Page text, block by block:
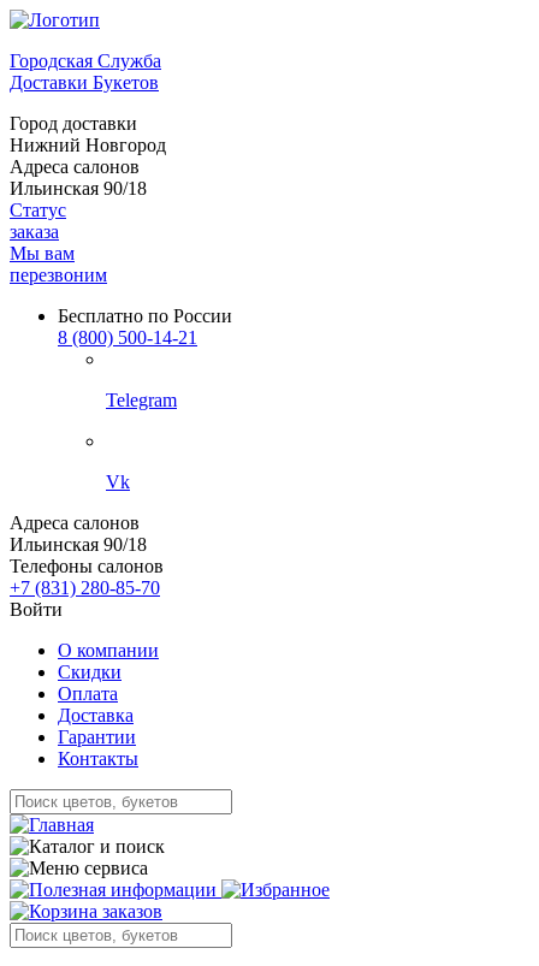
Городская Служба
Доставки Букетов
Город доставки
Нижний Новгород
Адреса салонов
Ильинская 90/18
Статус
заказа
Мы вам
перезвоним
Бесплатно по России
8 (800) 500-14-21
Telegram
Vk
Адреса салонов
Ильинская 90/18
Телефоны салонов
+7 (831) 280-85-70
Войти
О компании
Скидки
Оплата
Доставка
Гарантии
Контакты